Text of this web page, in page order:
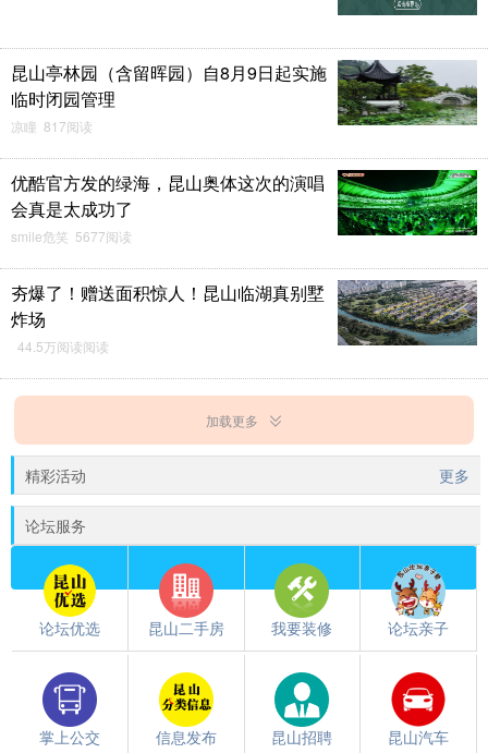
昆山亭林园（含留晖园）自8月9日起实施
临时闭园管理
凉瞳 817阅读
优酷官方发的绿海，昆山奥体这次的演唱
会真是太成功了
smile危笑 5677阅读
夯爆了！赠送面积惊人！昆山临湖真别墅
炸场
44.5万阅读阅读
加载更多
精彩活动 更多
论坛服务
论坛优选 昆山二手房 我要装修 论坛亲子
掌上公交 信息发布 昆山招聘 昆山汽车